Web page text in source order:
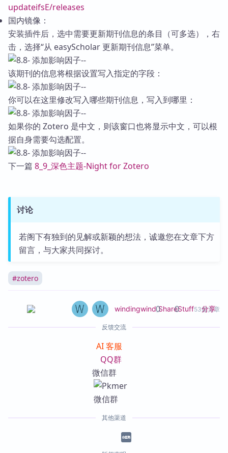
updateifsE/releases
国内镜像：
安装插件后，选中需要更新期刊信息的条目（可多选），右
击，选择“从 easyScholar 更新期刊信息”菜单。
该期刊的信息将根据设置写入指定的字段：
你可以在这里修改写入哪些期刊信息，写入到哪里：
如果你的 Zotero 是中文，则该窗口也将显示中文，可以根
据自身需要勾选配置。
下一篇 8_9_深色主题-Night for Zotero
讨论
若阁下有独到的见解或新颖的想法，诚邀您在文章下方
留言，与大家共同探讨。
#zotero
windingwind,ShareStuff53篇文章
0 0 分享
反馈交流
AI 客服
QQ群
微信群
其他渠道